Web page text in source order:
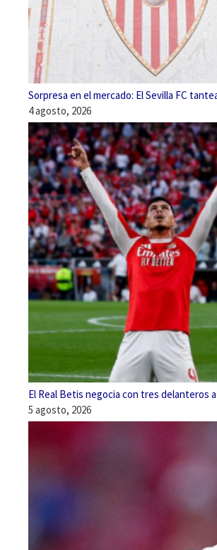
Sorpresa en el mercado: El Sevilla FC
4 agosto, 2026
El Real Betis negocia con tres delanteros
5 agosto, 2026